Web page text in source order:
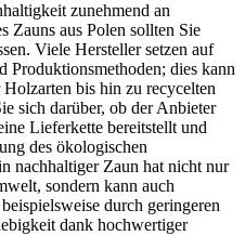
zunehmend an
Zauns aus Polen sollten Sie
Viele Hersteller setzen auf
dies kann
bis hin zu recycelten
sich darüber, ob der Anbieter
Lieferkette bereitstellt und
des ökologischen
nachhaltiger Zaun hat nicht nur
sondern kann auch
durch geringeren
dank hochwertiger